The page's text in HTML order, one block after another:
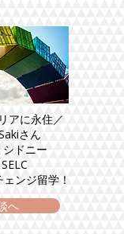
アに永住／
さん
シドニー
ンジ留学！
へ